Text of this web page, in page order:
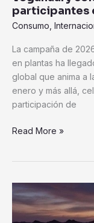
participantes
Consumo
La campaña de
en plantas ha
global que anima a
enero y más allá,
participación de
Read More »
Masar
Destination
obtiene